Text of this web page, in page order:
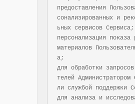
предоставления
сонализированных и
ьных сервисов Сервиса;
персонализация показа
материалов
а;
для обработки
телей Администратором
ли службой поддержки
для анализа и